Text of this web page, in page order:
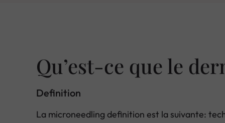
Qu’est-ce que le
Definition
La microneedling definition est la suivante: